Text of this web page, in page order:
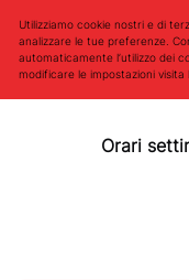
Orari
Utilizziamo cookie nostri e di
analizzare le tue preferenze.
automaticamente l’utilizzo dei
modificare le impostazioni